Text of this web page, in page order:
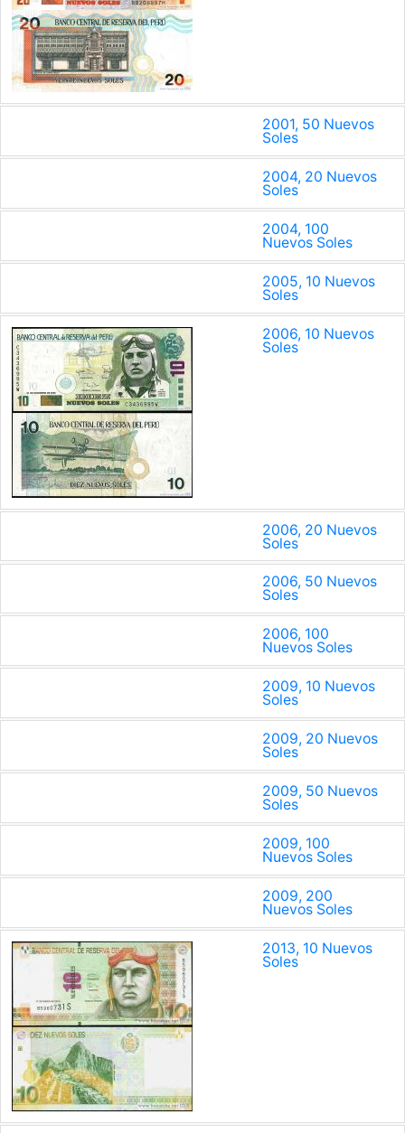
2001, 50 Nuevos
Soles
2004, 20 Nuevos
Soles
2004, 100
Nuevos Soles
2005, 10 Nuevos
Soles
2006, 10 Nuevos
Soles
2006, 20 Nuevos
Soles
2006, 50 Nuevos
Soles
2006, 100
Nuevos Soles
2009, 10 Nuevos
Soles
2009, 20 Nuevos
Soles
2009, 50 Nuevos
Soles
2009, 100
Nuevos Soles
2009, 200
Nuevos Soles
2013, 10 Nuevos
Soles